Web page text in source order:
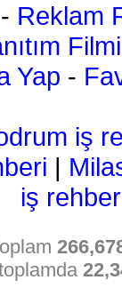
- Reklam
Filmi
Yap -
iş
|
iş